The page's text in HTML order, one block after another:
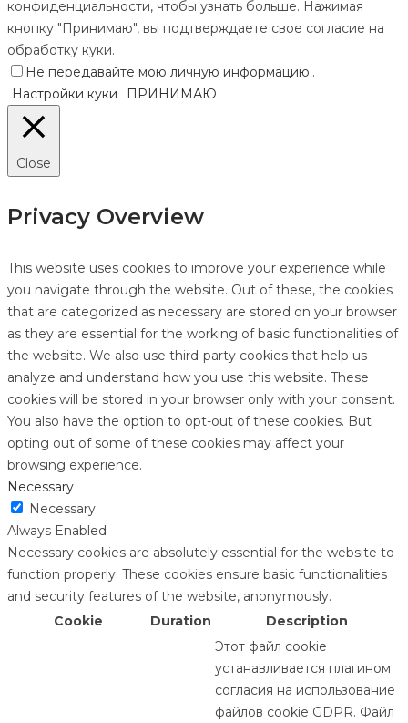
конфиденциальности, чтобы узнать больше. Нажимая
кнопку "Принимаю", вы подтверждаете свое согласие на
обработку куки.
Не передавайте мою личную информацию..
Настройки куки
ПРИНИМАЮ
Close
Privacy Overview
This website uses cookies to improve your experience while
you navigate through the website. Out of these, the cookies
that are categorized as necessary are stored on your browser
as they are essential for the working of basic functionalities of
the website. We also use third-party cookies that help us
analyze and understand how you use this website. These
cookies will be stored in your browser only with your consent.
You also have the option to opt-out of these cookies. But
opting out of some of these cookies may affect your
browsing experience.
Necessary
Necessary
Always Enabled
Necessary cookies are absolutely essential for the website to
function properly. These cookies ensure basic functionalities
and security features of the website, anonymously.
Cookie
Duration Description
Этот файл cookie
устанавливается плагином
согласия на использование
файлов cookie GDPR. Файл